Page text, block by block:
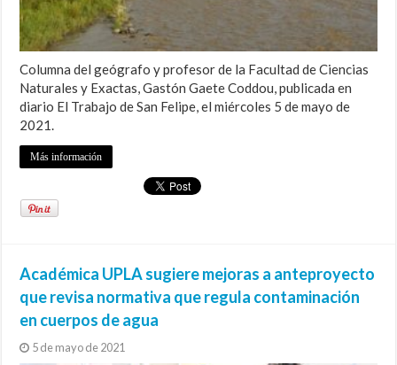
Columna del geógrafo y profesor de la Facultad de Ciencias
Naturales y Exactas, Gastón Gaete Coddou, publicada en
diario El Trabajo de San Felipe, el miércoles 5 de mayo de
2021.
Más información
Académica UPLA sugiere mejoras a anteproyecto
que revisa normativa que regula contaminación
en cuerpos de agua
5 de mayo de 2021